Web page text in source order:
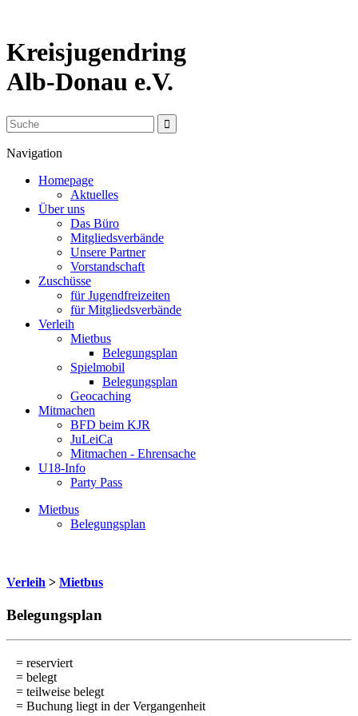
Kreisjugendring
Alb-Donau e.V.
Navigation
Homepage
Aktuelles
Über uns
Das Büro
Mitgliedsverbände
Unsere Partner
Vorstandschaft
Zuschüsse
für Jugendfreizeiten
für Mitgliedsverbände
Verleih
Mietbus
Belegungsplan
Spielmobil
Belegungsplan
Geocaching
Mitmachen
BFD beim KJR
JuLeiCa
Mitmachen - Ehrensache
U18-Info
Party Pass
Mietbus
Belegungsplan
Verleih > Mietbus
Belegungsplan
= reserviert
= belegt
= teilweise belegt
= Buchung liegt in der Vergangenheit